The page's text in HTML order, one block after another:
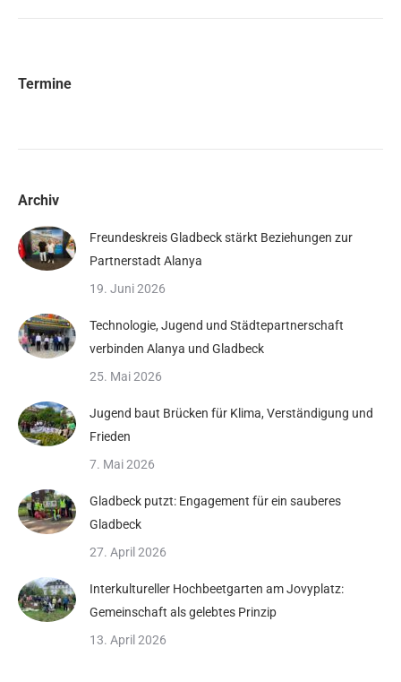
Termine
Archiv
Freundeskreis Gladbeck stärkt Beziehungen zur
Partnerstadt Alanya
19. Juni 2026
Technologie, Jugend und Städtepartnerschaft
verbinden Alanya und Gladbeck
25. Mai 2026
Jugend baut Brücken für Klima, Verständigung und
Frieden
7. Mai 2026
Gladbeck putzt: Engagement für ein sauberes
Gladbeck
27. April 2026
Interkultureller Hochbeetgarten am Jovyplatz:
Gemeinschaft als gelebtes Prinzip
13. April 2026